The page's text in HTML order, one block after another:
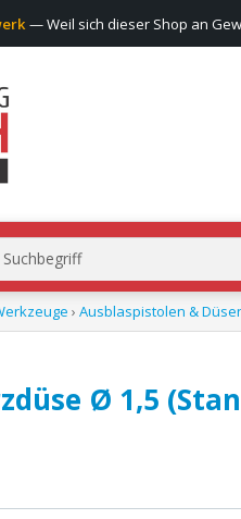
— Weil sich dieser Shop an
› Ausblaspistolen &
Ø 1,5